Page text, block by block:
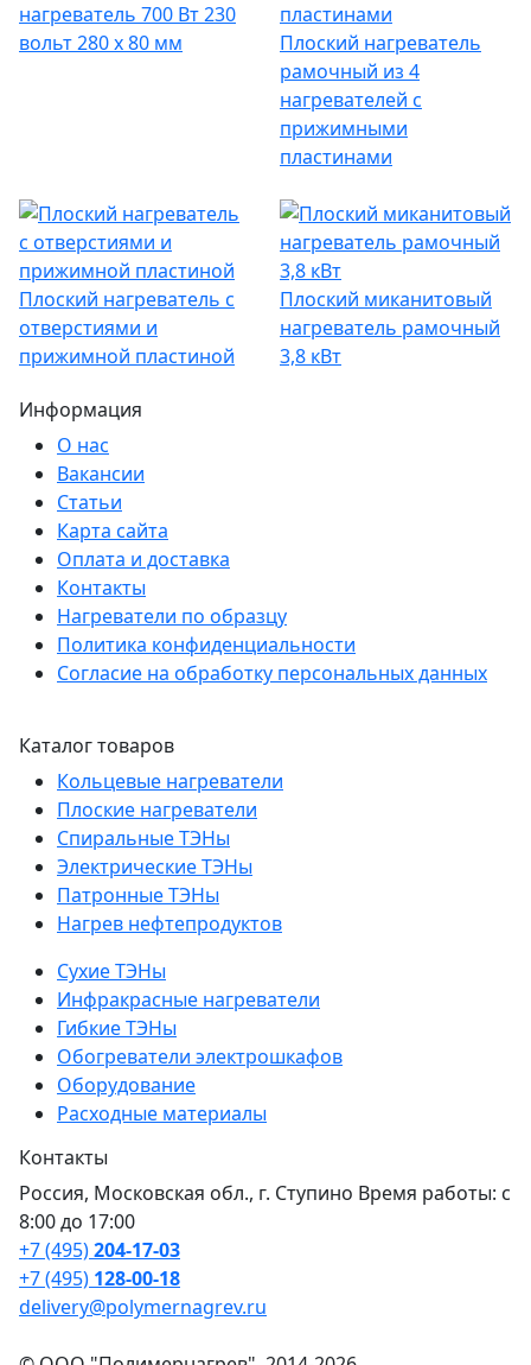
нагреватель 700 Вт 230
вольт 280 х 80 мм
Плоский нагреватель
рамочный из 4
нагревателей с
прижимными
пластинами
Плоский нагреватель с
отверстиями и
прижимной пластиной
Плоский миканитовый
нагреватель рамочный
3,8 кВт
Информация
О нас
Вакансии
Статьи
Карта сайта
Оплата и доставка
Контакты
Нагреватели по образцу
Политика конфиденциальности
Согласие на обработку персональных данных
Каталог товаров
Кольцевые нагреватели
Плоские нагреватели
Спиральные ТЭНы
Электрические ТЭНы
Патронные ТЭНы
Нагрев нефтепродуктов
Сухие ТЭНы
Инфракрасные нагреватели
Гибкие ТЭНы
Обогреватели электрошкафов
Оборудование
Расходные материалы
Контакты
Россия, Московская обл., г. Ступино Время работы: с
8:00 до 17:00
+7 (495)204-17-03
+7 (495) 128-00-18
delivery@polymernagrev.ru